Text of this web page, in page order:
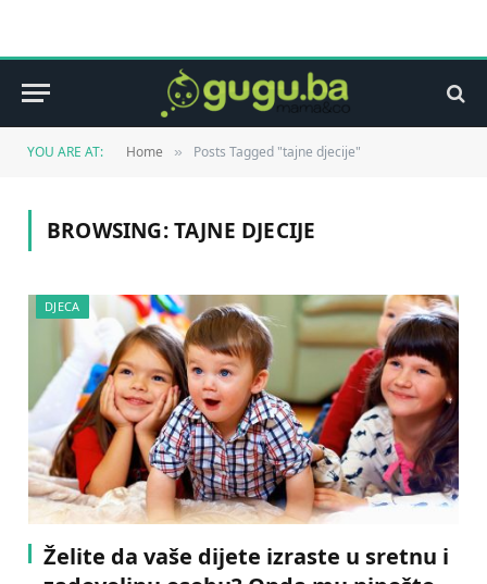
YOU ARE AT: Home » Posts Tagged "tajne djecije"
BROWSING:TAJNE DJECIJE
DJECA
Želite da vaše dijete izraste u sretnu i